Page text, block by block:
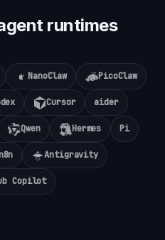
runtimes
NanoClaw PicoClaw
Cursor aider
Qwen Hermes Pi
Antigravity
Copilot